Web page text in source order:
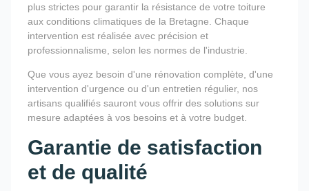
plus strictes pour garantir la résistance de votre toiture
aux conditions climatiques de la Bretagne. Chaque
intervention est réalisée avec précision et
professionnalisme, selon les normes de l'industrie.
Que vous ayez besoin d'une rénovation complète, d'une
intervention d'urgence ou d'un entretien régulier, nos
artisans qualifiés sauront vous offrir des solutions sur
mesure adaptées à vos besoins et à votre budget.
Garantie de satisfaction
et de qualité